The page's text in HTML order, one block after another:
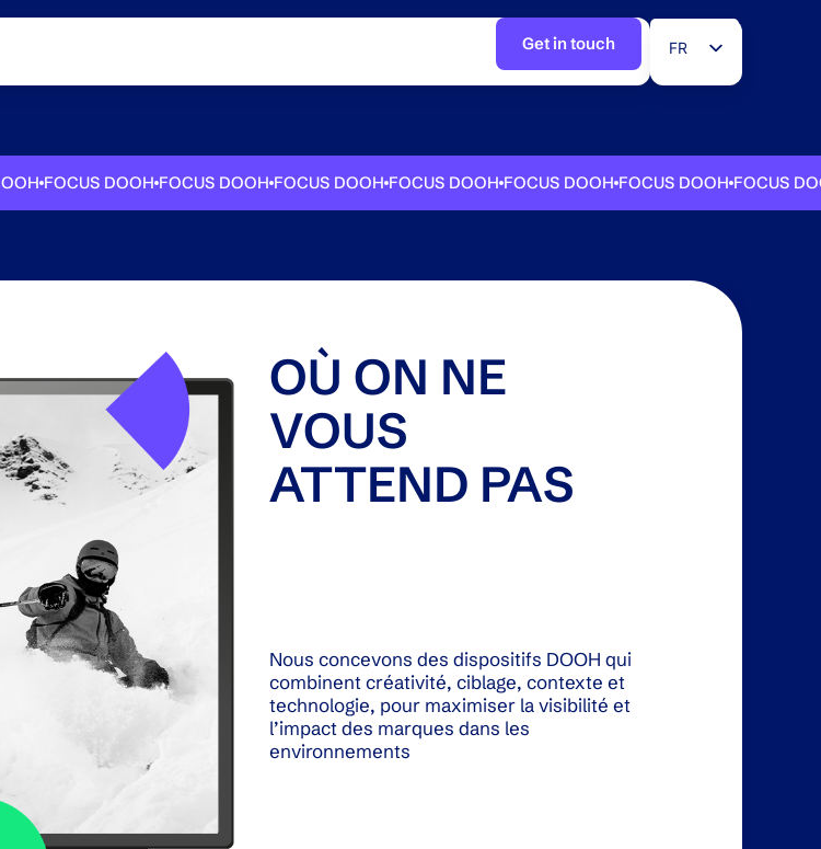
Get in touch
FR
EN
FOCUS DOOH FOCUS DOOH FOCUS DOOH FOCUS DOOH FOCUS DOOH FOCUS DOOH FOCUS DOOH
OÙ ON NE
VOUS
ATTEND PAS
Nous concevons des dispositifs DOOH qui
combinent créativité, ciblage, contexte et
technologie, pour maximiser la visibilité et
l’impact des marques dans les
environnements